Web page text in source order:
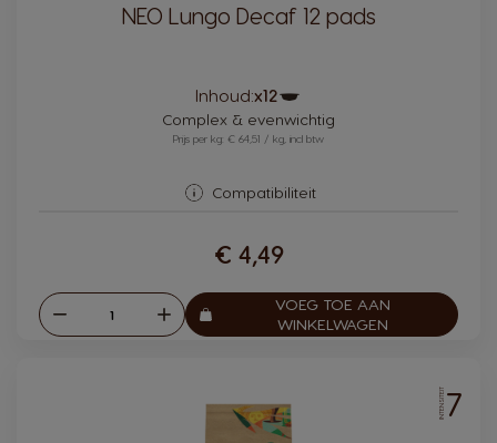
NEO Lungo Decaf 12 pads
Inhoud:x12
capsule
Complex & evenwichtig
Prijs per kg: € 64,51 / kg, incl btw
Compatibiliteit
€ 4,49
Verlagen Verhogen
VOEG TOE AAN
WINKELWAGEN
INTENSITEIT7